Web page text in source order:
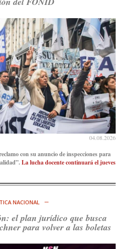
5d
ñosDelGolpe, la memoria es
t.co/uhRcKnCCc5
Ver en X
5d
así golpea la guerra con
IInL9uYZvh
04.08.2026
con su anuncio de inspecciones para
La lucha docente continuará el jueves
NACIONAL
el plan jurídico que busca
para volver a las boletas